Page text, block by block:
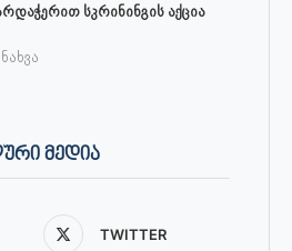
სკრინინგის აქცია
ნახვა
ᲛᲔᲓᲘᲐ
TWITTER